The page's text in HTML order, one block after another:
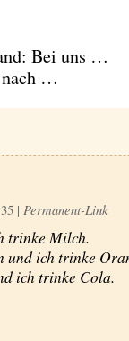
Bei uns …
…
| Permanent-Link
trinke Milch.
und ich trinke
ich trinke Cola.